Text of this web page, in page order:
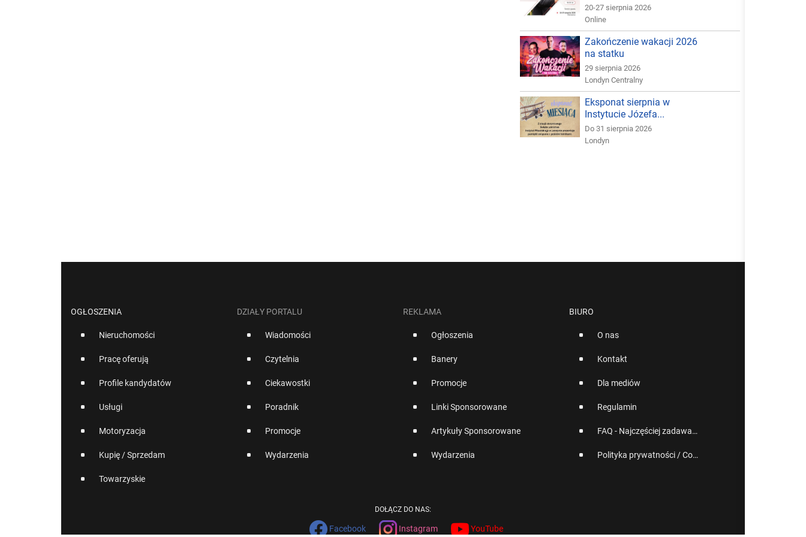
20-27 sierpnia 2026
Online
Zakończenie wakacji 2026
na statku
29 sierpnia 2026
Londyn Centralny
Eksponat sierpnia w
Instytucie Józefa...
Do 31 sierpnia 2026
Londyn
OGŁOSZENIA
Nieruchomości
Pracę oferują
Profile kandydatów
Usługi
Motoryzacja
Kupię / Sprzedam
Towarzyskie
DZIAŁY PORTALU
Wiadomości
Czytelnia
Ciekawostki
Poradnik
Promocje
Wydarzenia
REKLAMA
Ogłoszenia
Banery
Promocje
Linki Sponsorowane
Artykuły Sponsorowane
Wydarzenia
BIURO
O nas
Kontakt
Dla mediów
Regulamin
FAQ - Najczęściej zadawane pytania
Polityka prywatności / Cookies
DOŁĄCZ DO NAS:
Facebook Instagram YouTube